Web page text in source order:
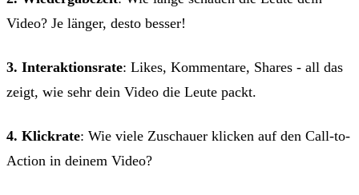
Video? Je länger, desto besser!
3. Interaktionsrate: Likes, Kommentare, Shares - all das
zeigt, wie sehr dein Video die Leute packt.
4. Klickrate: Wie viele Zuschauer klicken auf den Call-to-
Action in deinem Video?